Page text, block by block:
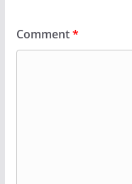
Comment*